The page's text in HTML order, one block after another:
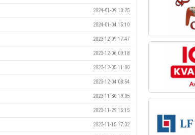
2024-01-09 10:25
2024-01-04 15:10
2023-12-09 17:47
2023-12-06 09:18
2023-12-05 11:00
2023-12-04 08:54
2023-11-30 19:05
2023-11-29 15:15
2023-11-15 17:32